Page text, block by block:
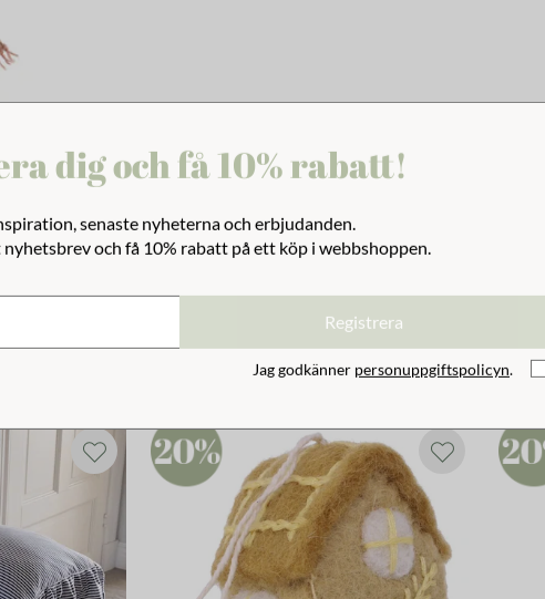
dig och få 10% rabatt!
senaste nyheterna och erbjudanden.
och få 10% rabatt på ett köp i webbshoppen.
Registrera
Jag godkänner personuppgiftspolicyn.